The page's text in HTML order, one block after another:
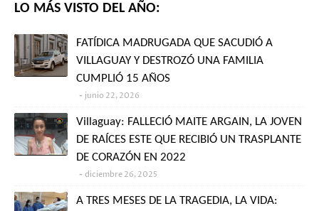
LO MÁS VISTO DEL AÑO:
FATÍDICA MADRUGADA QUE SACUDIÓ A
VILLAGUAY Y DESTROZÓ UNA FAMILIA
CUMPLIÓ 15 AÑOS
junio 22, 2026
Villaguay: FALLECIÓ MAITE ARGAIN, LA JOVEN
DE RAÍCES ESTE QUE RECIBIÓ UN TRASPLANTE
DE CORAZÓN EN 2022
diciembre 26, 2025
A TRES MESES DE LA TRAGEDIA, LA VIDA: